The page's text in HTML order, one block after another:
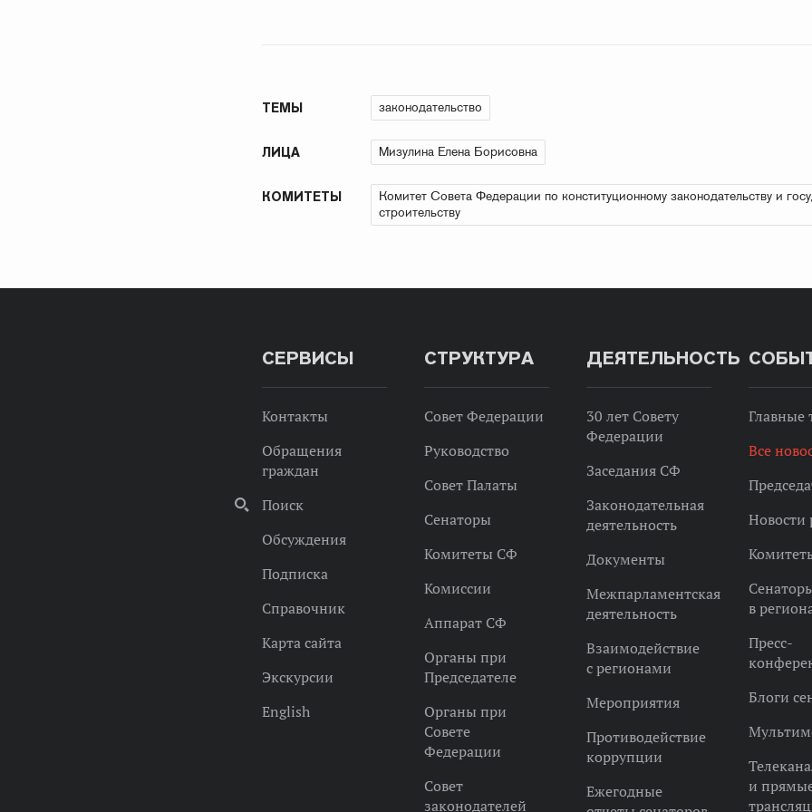
ТЕМЫ законодательство
ЛИЦА Мизулина Елена Борисовна
КОМИТЕТЫ
Комитет Совета Федерации по конституционному законодательству и
строительству
СЕРВИСЫ
Контакты
Обращения
граждан
Поиск
Обсуждения
Подписка
Справочник
Карта сайта
Экскурсии
English
СТРУКТУРА
Совет Федерации
Руководство
Совет Палаты
Сенаторы
Комитеты СФ
Комиссии
Аппарат СФ
Органы при
Председателе
Органы при
Совете
Федерации
Совет
законодателей
ДЕЯТЕЛЬНОСТЬ
30 лет Совету
Федерации
Заседания СФ
Законодательная
деятельность
Документы
Межпарламентская
деятельность
Взаимодействие
с регионами
Мероприятия
Противодействие
коррупции
Ежегодные
Главные
Все
Новости
в
Пресс-
Блоги
и